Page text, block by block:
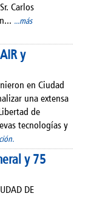
Carlos
...más
y
en Ciudad
una extensa
de
tecnologías y
y 75
DE